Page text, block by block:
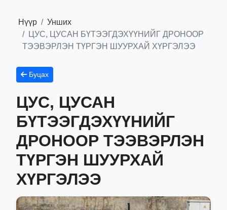
Нүүр
Унших
ЦУС, ЦУСАН БҮТЭЭГДЭХҮҮНИЙГ ДРОНООР
ТЭЭВЭРЛЭН ТҮРГЭН ШУУРХАЙ ХҮРГЭЛЭЭ
Буцах
ЦУС, ЦУСАН
БҮТЭЭГДЭХҮҮНИЙГ
ДРОНООР ТЭЭВЭРЛЭН
ТҮРГЭН ШУУРХАЙ
ХҮРГЭЛЭЭ